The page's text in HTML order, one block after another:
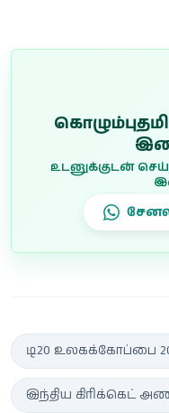
உடனுக்குடன்
டி20 உலகக்கோப்பை
இந்திய கிரிக்கெட்